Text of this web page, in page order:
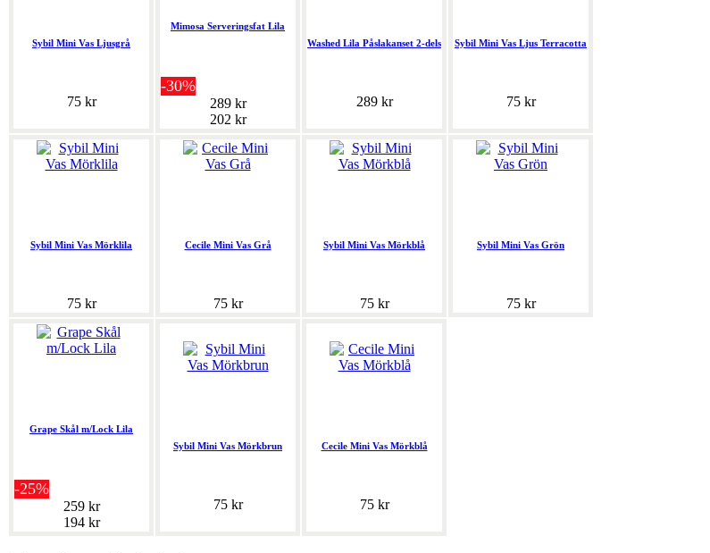
Sybil Mini Vas Ljusgrå
75 kr
Mimosa Serveringsfat Lila
-30%
289 kr
202 kr
Washed Lila Påslakanset 2-dels
289 kr
Sybil Mini Vas Ljus Terracotta
75 kr
Sybil Mini Vas Mörklila
75 kr
Cecile Mini Vas Grå
75 kr
Sybil Mini Vas Mörkblå
75 kr
Sybil Mini Vas Grön
75 kr
Grape Skål m/Lock Lila
-25%
259 kr
194 kr
Sybil Mini Vas Mörkbrun
75 kr
Cecile Mini Vas Mörkblå
75 kr